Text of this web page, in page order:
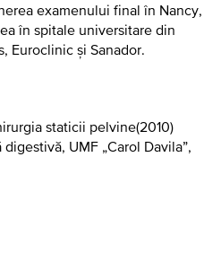
examenului final în Nancy,
în spitale universitare din
Euroclinic și Sanador.
staticii pelvine(2010)
UMF „Carol Davila”,